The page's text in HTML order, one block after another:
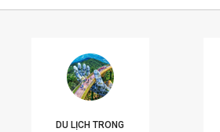
DU LỊCH TRONG